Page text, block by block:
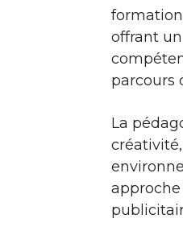
offrant
parcours
La